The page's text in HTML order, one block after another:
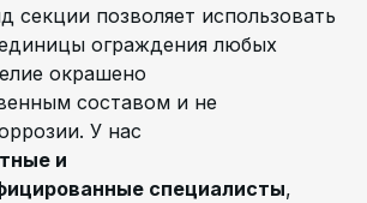
секции позволяет использовать
ограждения любых
окрашено
составом и не
У нас
и
специалисты,